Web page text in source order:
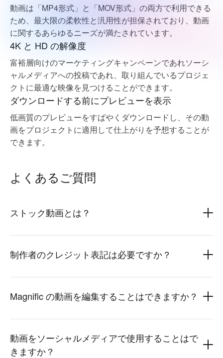
動画は「MP4形式」と「MOV形式」の両方で利用できる
ため、最大限の柔軟性と汎用性が担保されており、動画
に関するあらゆるニーズが満たされています。
4K と HD の解像度
富裕層向けのマーケティングキャンペーンであれソーシ
ャルメディアへの投稿であれ、取り組んでいるプロジェ
クトに最適な映像を見つけることができます。
ダウンロードする前にプレビューを表示
低画質のプレビューをすばやくダウンロードし、その動
画をプロジェクトに適用して仕上がりを予想することが
できます。
よくあるご質問
ストック動画とは？
制作者のクレジット表記は必要ですか？
Magnific の動画を編集することはできますか？
動画をソーシャルメディアで使用することはで
きますか？